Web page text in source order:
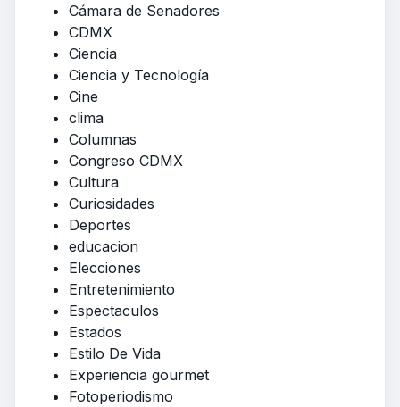
Cámara de Senadores
CDMX
Ciencia
Ciencia y Tecnología
Cine
clima
Columnas
Congreso CDMX
Cultura
Curiosidades
Deportes
educacion
Elecciones
Entretenimiento
Espectaculos
Estados
Estilo De Vida
Experiencia gourmet
Fotoperiodismo